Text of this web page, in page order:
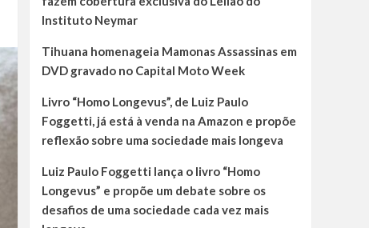
Instituto Neymar
Tihuana homenageia Mamonas Assassinas em
DVD gravado no Capital Moto Week
Livro “Homo Longevus”, de Luiz Paulo
Foggetti, já está à venda na Amazon e propõe
reflexão sobre uma sociedade mais longeva
Luiz Paulo Foggetti lança o livro “Homo
Longevus” e propõe um debate sobre os
desafios de uma sociedade cada vez mais